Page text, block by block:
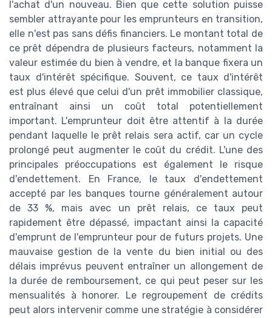
l'achat d'un nouveau. Bien que cette solution puisse
sembler attrayante pour les emprunteurs en transition,
elle n'est pas sans défis financiers. Le montant total de
ce prêt dépendra de plusieurs facteurs, notamment la
valeur estimée du bien à vendre, et la banque fixera un
taux d'intérêt spécifique. Souvent, ce taux d'intérêt
est plus élevé que celui d'un prêt immobilier classique,
entraînant ainsi un coût total potentiellement
important. L'emprunteur doit être attentif à la durée
pendant laquelle le prêt relais sera actif, car un cycle
prolongé peut augmenter le coût du crédit. L'une des
principales préoccupations est également le risque
d'endettement. En France, le taux d'endettement
accepté par les banques tourne généralement autour
de 33 %, mais avec un prêt relais, ce taux peut
rapidement être dépassé, impactant ainsi la capacité
d'emprunt de l'emprunteur pour de futurs projets. Une
mauvaise gestion de la vente du bien initial ou des
délais imprévus peuvent entraîner un allongement de
la durée de remboursement, ce qui peut peser sur les
mensualités à honorer. Le regroupement de crédits
peut alors intervenir comme une stratégie à considérer